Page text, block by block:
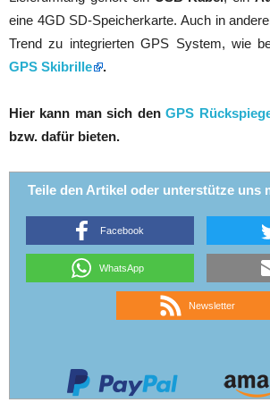
eine 4GD SD-Speicherkarte. Auch in
Trend zu integrierten GPS System, wie
GPS Skibrille
.
Hier kann man sich denGPS
bzw. dafür bieten.
Teile den Artikel oder unterstütze uns
Facebook
WhatsApp
Newsletter